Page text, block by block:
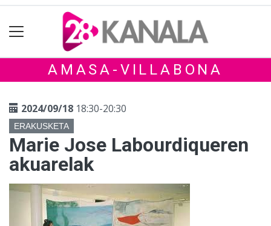
AMASA-VILLABONA
2024/09/18 18:30-20:30
ERAKUSKETA
Marie Jose Labourdiqueren
akuarelak